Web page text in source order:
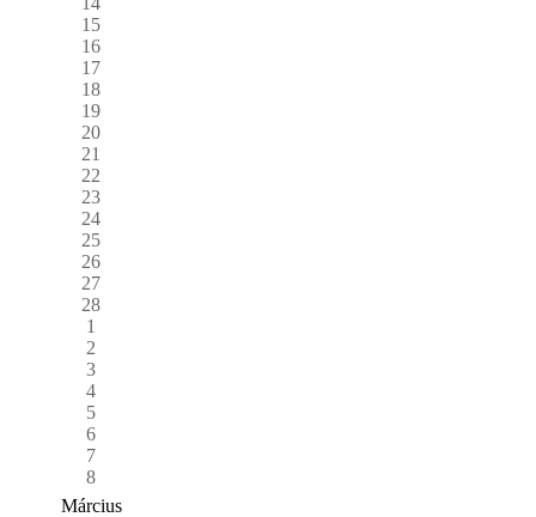
15
16
17
18
19
20
21
22
23
24
25
26
27
28
1
2
3
4
5
6
7
8
Március